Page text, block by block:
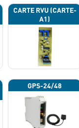
CARTE RVU (CARTE-
A1)
GPS-24/48